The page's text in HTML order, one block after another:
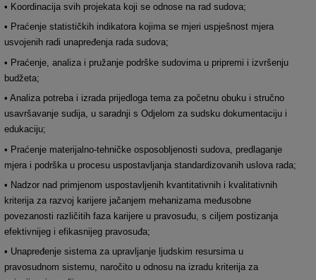
• Koordinacija svih projekata koji se odnose na rad sudova;
• Praćenje statističkih indikatora kojima se mjeri uspješnost mjera
usvojenih radi unapređenja rada sudova;
• Praćenje, analiza i pružanje podrške sudovima u pripremi i izvršenju
budžeta;
• Analiza potreba i izrada prijedloga tema za početnu obuku i stručno
usavršavanje sudija, u saradnji s Odjelom za sudsku dokumentaciju i
edukaciju;
• Praćenje materijalno-tehničke osposobljenosti sudova, predlaganje
mjera i podrška u procesu uspostavljanja standardizovanih uslova rada;
• Nadzor nad primjenom uspostavljenih kvantitativnih i kvalitativnih
kriterija za razvoj karijere jačanjem mehanizama međusobne
povezanosti različitih faza karijere u pravosuđu, s ciljem postizanja
efektivnijeg i efikasnijeg pravosuđa;
• Unapređenje sistema za upravljanje ljudskim resursima u
pravosudnom sistemu, naročito u odnosu na izradu kriterija za